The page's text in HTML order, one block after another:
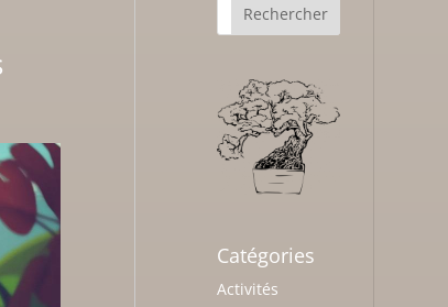
Catégories
Activités